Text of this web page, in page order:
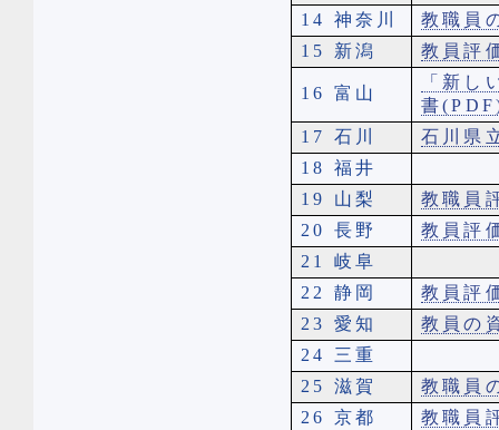
14 神奈川
教職員
15 新潟
教員評
16 富山
「新し
書
17 石川
石川県
18 福井
19 山梨
教職員
20 長野
教員評
21 岐阜
22 静岡
教員評
23 愛知
教員の
24 三重
25 滋賀
教職員
26 京都
教職員